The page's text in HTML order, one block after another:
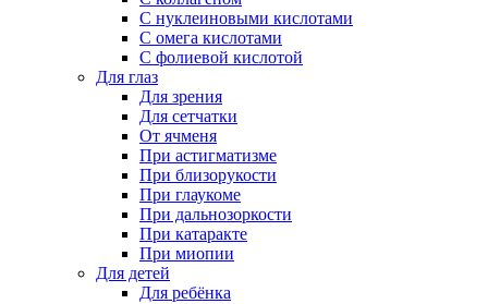
С нуклеиновыми кислотами
С омега кислотами
С фолиевой кислотой
Для глаз
Для зрения
Для сетчатки
От ячменя
При астигматизме
При близорукости
При глаукоме
При дальнозоркости
При катаракте
При миопии
Для детей
Для ребёнка